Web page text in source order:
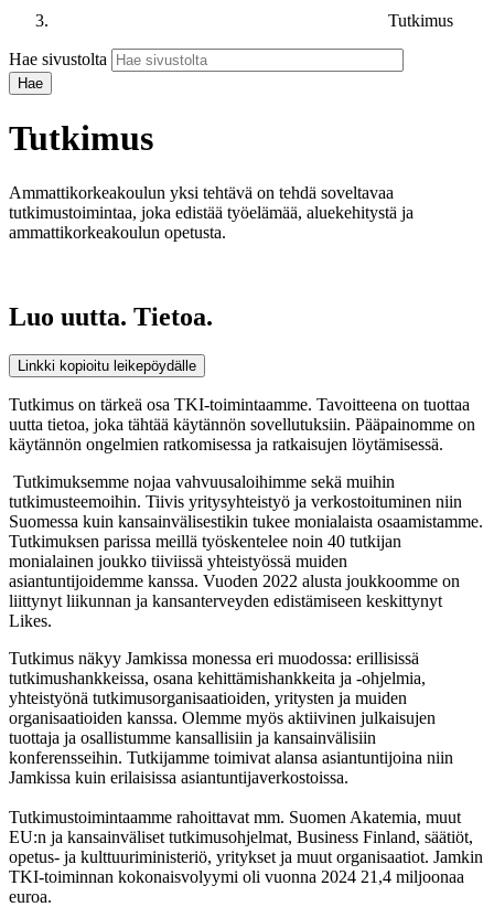
Tutkimus
Hae sivustolta
Tutkimus
Ammattikorkeakoulun yksi tehtävä on tehdä soveltavaa
tutkimustoimintaa, joka edistää työelämää, aluekehitystä ja
ammattikorkeakoulun opetusta.
Luo uutta. Tietoa.
Linkki kopioitu leikepöydälle
Tutkimus on tärkeä osa TKI-toimintaamme. Tavoitteena on tuottaa
uutta tietoa, joka tähtää käytännön sovellutuksiin. Pääpainomme on
käytännön ongelmien ratkomisessa ja ratkaisujen löytämisessä.
Tutkimuksemme nojaa vahvuusaloihimme sekä muihin
tutkimusteemoihin. Tiivis yritysyhteistyö ja verkostoituminen niin
Suomessa kuin kansainvälisestikin tukee monialaista osaamistamme.
Tutkimuksen parissa meillä työskentelee noin 40 tutkijan
monialainen joukko tiiviissä yhteistyössä muiden
asiantuntijoidemme kanssa. Vuoden 2022 alusta joukkoomme on
liittynyt liikunnan ja kansanterveyden edistämiseen keskittynyt
Likes.
Tutkimus näkyy Jamkissa monessa eri muodossa: erillisissä
tutkimushankkeissa, osana kehittämishankkeita ja -ohjelmia,
yhteistyönä tutkimusorganisaatioiden, yritysten ja muiden
organisaatioiden kanssa. Olemme myös aktiivinen julkaisujen
tuottaja ja osallistumme kansallisiin ja kansainvälisiin
konferensseihin. Tutkijamme toimivat alansa asiantuntijoina niin
Jamkissa kuin erilaisissa asiantuntijaverkostoissa.
Tutkimustoimintaamme rahoittavat mm. Suomen Akatemia, muut
EU:n ja kansainväliset tutkimusohjelmat, Business Finland, säätiöt,
opetus- ja kulttuuriministeriö, yritykset ja muut organisaatiot. Jamkin
TKI-toiminnan kokonaisvolyymi oli vuonna 2024 21,4 miljoonaa
euroa.